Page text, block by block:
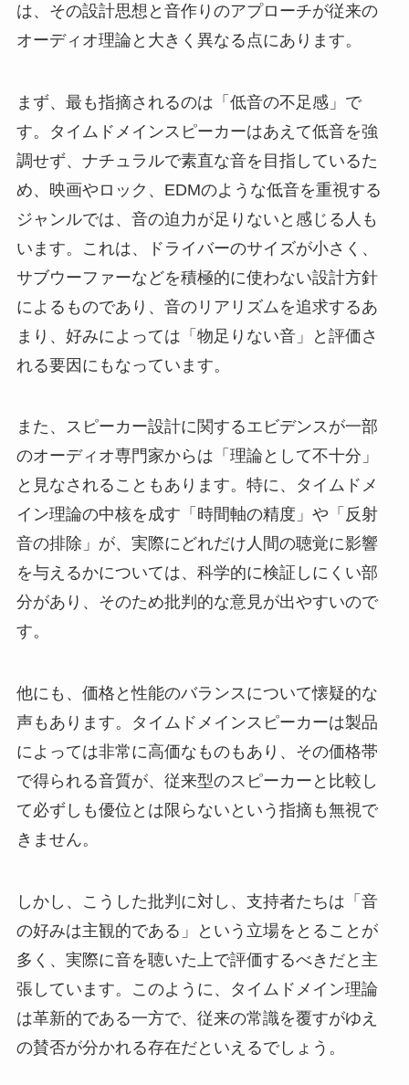
は、その設計思想と音作りのアプローチが従来の
オーディオ理論と大きく異なる点にあります。
まず、最も指摘されるのは「低音の不足感」で
す。タイムドメインスピーカーはあえて低音を強
調せず、ナチュラルで素直な音を目指しているた
め、映画やロック、EDMのような低音を重視する
ジャンルでは、音の迫力が足りないと感じる人も
います。これは、ドライバーのサイズが小さく、
サブウーファーなどを積極的に使わない設計方針
によるものであり、音のリアリズムを追求するあ
まり、好みによっては「物足りない音」と評価さ
れる要因にもなっています。
また、スピーカー設計に関するエビデンスが一部
のオーディオ専門家からは「理論として不十分」
と見なされることもあります。特に、タイムドメ
イン理論の中核を成す「時間軸の精度」や「反射
音の排除」が、実際にどれだけ人間の聴覚に影響
を与えるかについては、科学的に検証しにくい部
分があり、そのため批判的な意見が出やすいので
す。
他にも、価格と性能のバランスについて懐疑的な
声もあります。タイムドメインスピーカーは製品
によっては非常に高価なものもあり、その価格帯
で得られる音質が、従来型のスピーカーと比較し
て必ずしも優位とは限らないという指摘も無視で
きません。
しかし、こうした批判に対し、支持者たちは「音
の好みは主観的である」という立場をとることが
多く、実際に音を聴いた上で評価するべきだと主
張しています。このように、タイムドメイン理論
は革新的である一方で、従来の常識を覆すがゆえ
の賛否が分かれる存在だといえるでしょう。